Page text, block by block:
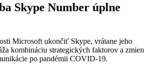
Skype Number úplne
Microsoft ukončiť Skype, vrátane jeho
kombináciu strategických faktorov a zmien
po pandémii COVID-19.